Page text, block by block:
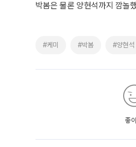
박봄은 물론 양현석까지 깜놀
#케미 #박봄 #양현석
좋